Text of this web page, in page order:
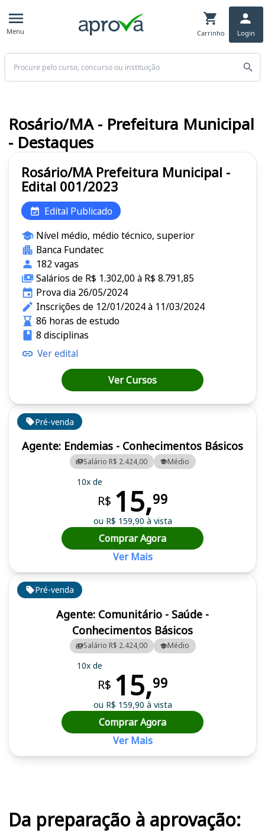
Menu Carrinho Login
Buscar
Pré-venda
Agente: Comunitário - Saúde -
Conhecimentos Básicos
Salário R$ 2.424,00 Médio
10x de
R$ 15,99
ou R$ 159,90 à vista
Comprar Agora
Ver Mais
Pré-venda
Agente: Endemias - Conhecimentos Básicos
Salário R$ 2.424,00 Médio
10x de
R$ 15,99
ou R$ 159,90 à vista
Comprar Agora
Ver Mais
Rosário/MA Prefeitura Municipal -
Edital 001/2023
Edital Publicado
Nível médio, médio técnico, superior
Banca Fundatec
182 vagas
Salários de R$ 1.302,00 à R$ 8.791,85
Prova dia 26/05/2024
Inscrições de 12/01/2024 à 11/03/2024
86 horas de estudo
8 disciplinas
Ver edital
Ver Cursos
Rosário/MA - Prefeitura Municipal
- Destaques
Da preparação à aprovação: